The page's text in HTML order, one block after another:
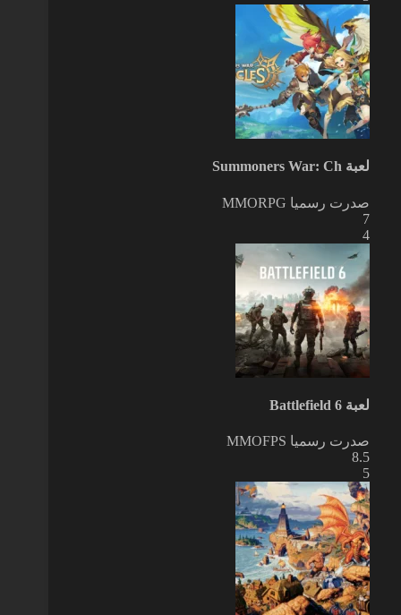
لعبة Summoners War: Ch
صدرت رسميا MMORPG
7
4
لعبة Battlefield 6
صدرت رسميا MMOFPS
8.5
5